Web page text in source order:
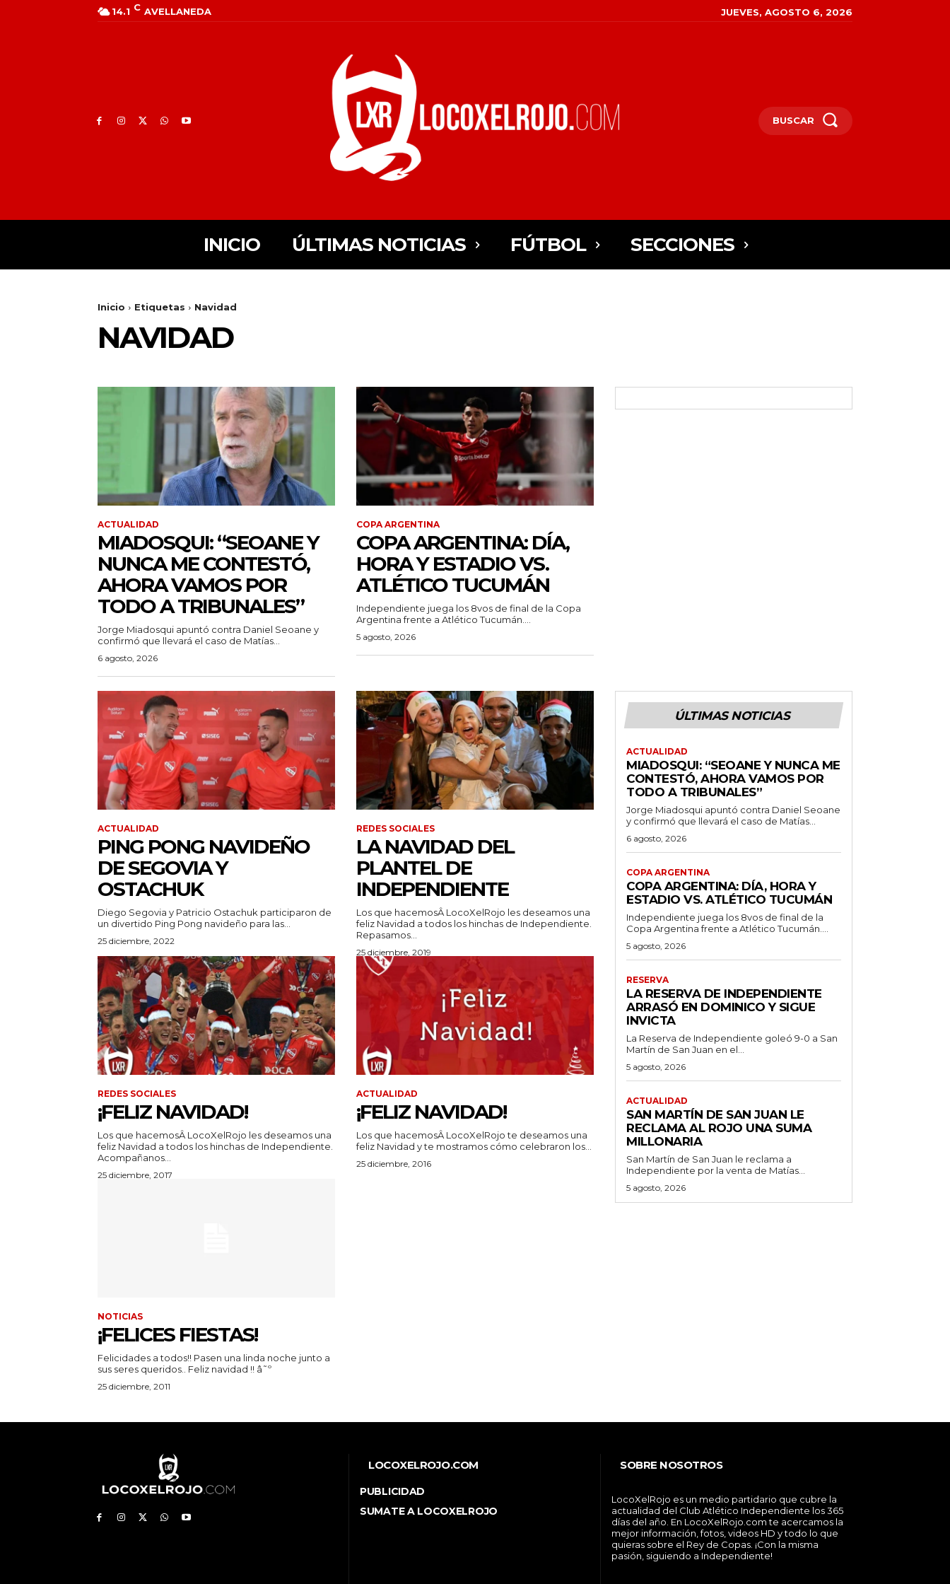
14.1 C AVELLANEDA JUEVES, AGOSTO 6, 2026
BUSCAR
INICIO ÚLTIMAS NOTICIAS FÚTBOL SECCIONES
Inicio Etiquetas Navidad
NAVIDAD
ACTUALIDAD
MIADOSQUI: “SEOANE Y
NUNCA ME CONTESTÓ,
AHORA VAMOS POR
TODO A TRIBUNALES”
Jorge Miadosqui apuntó contra Daniel Seoane y
confirmó que llevará el caso de Matías...
6 agosto, 2026
COPA ARGENTINA
COPA ARGENTINA: DÍA,
HORA Y ESTADIO VS.
ATLÉTICO TUCUMÁN
Independiente juega los 8vos de final de la Copa
Argentina frente a Atlético Tucumán....
5 agosto, 2026
ACTUALIDAD
PING PONG NAVIDEÑO
DE SEGOVIA Y
OSTACHUK
Diego Segovia y Patricio Ostachuk participaron de
un divertido Ping Pong navideño para las...
25 diciembre, 2022
REDES SOCIALES
LA NAVIDAD DEL
PLANTEL DE
INDEPENDIENTE
Los que hacemosÂ LocoXelRojo les deseamos una
feliz Navidad a todos los hinchas de Independiente.
Repasamos...
25 diciembre, 2019
REDES SOCIALES
¡FELIZ NAVIDAD!
Los que hacemosÂ LocoXelRojo les deseamos una
feliz Navidad a todos los hinchas de Independiente.
Acompañanos...
25 diciembre, 2017
ACTUALIDAD
¡FELIZ NAVIDAD!
Los que hacemosÂ LocoXelRojo te deseamos una
feliz Navidad y te mostramos cómo celebraron los...
25 diciembre, 2016
NOTICIAS
¡FELICES FIESTAS!
Felicidades a todos!! Pasen una linda noche junto a
sus seres queridos.. Feliz navidad !! â˜º
25 diciembre, 2011
ÚLTIMAS NOTICIAS
ACTUALIDAD
MIADOSQUI: “SEOANE Y NUNCA ME
CONTESTÓ, AHORA VAMOS POR
TODO A TRIBUNALES”
Jorge Miadosqui apuntó contra Daniel Seoane
y confirmó que llevará el caso de Matías...
6 agosto, 2026
COPA ARGENTINA
COPA ARGENTINA: DÍA, HORA Y
ESTADIO VS. ATLÉTICO TUCUMÁN
Independiente juega los 8vos de final de la
Copa Argentina frente a Atlético Tucumán....
5 agosto, 2026
RESERVA
LA RESERVA DE INDEPENDIENTE
ARRASÓ EN DOMINICO Y SIGUE
INVICTA
La Reserva de Independiente goleó 9-0 a San
Martín de San Juan en el...
5 agosto, 2026
ACTUALIDAD
SAN MARTÍN DE SAN JUAN LE
RECLAMA AL ROJO UNA SUMA
MILLONARIA
San Martín de San Juan le reclama a
Independiente por la venta de Matías...
5 agosto, 2026
LOCOXELROJO.COM
PUBLICIDAD
SUMATE A LOCOXELROJO
SOBRE NOSOTROS
LocoXelRojo es un medio partidario que cubre la
actualidad del Club Atlético Independiente los 365
días del año. En LocoXelRojo.com te acercamos la
mejor información, fotos, videos HD y todo lo que
quieras sobre el Rey de Copas. ¡Con la misma
pasión, siguiendo a Independiente!